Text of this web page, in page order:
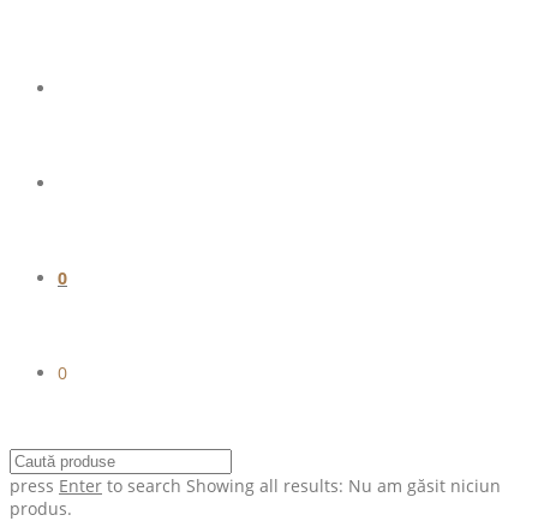
0
0
press Enter to search Showing all results: Nu am găsit niciun
produs.